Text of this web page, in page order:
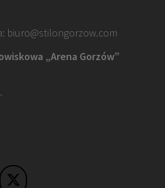
biuro@stilongorzow.com
„Arena Gorzów”